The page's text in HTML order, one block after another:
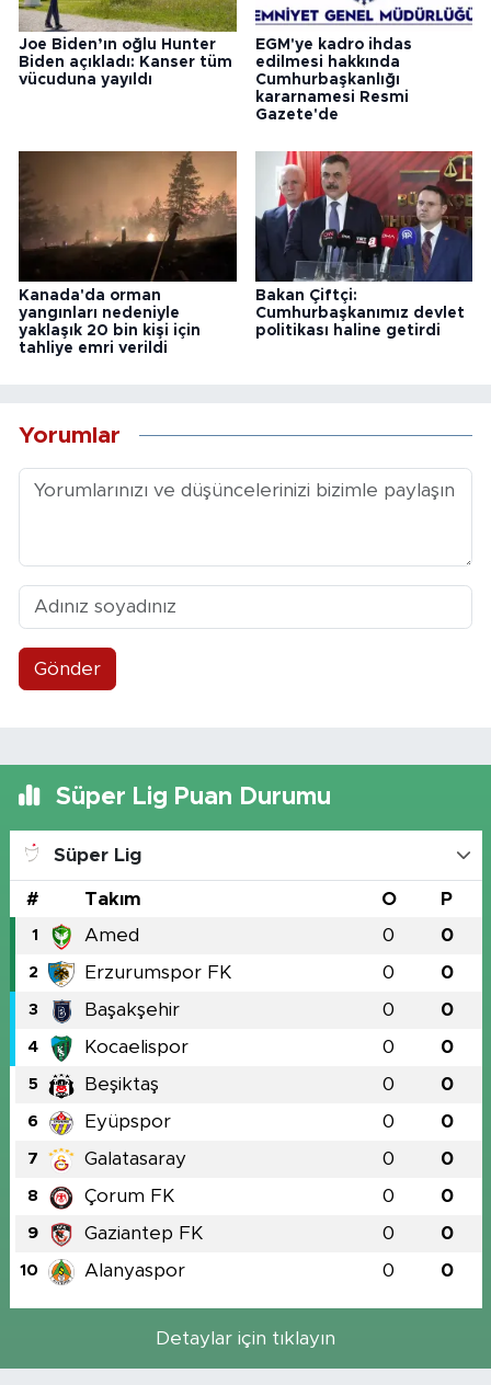
Joe Biden’ın oğlu Hunter
Biden açıkladı: Kanser tüm
vücuduna yayıldı
EGM'ye kadro ihdas
edilmesi hakkında
Cumhurbaşkanlığı
kararnamesi Resmi
Gazete'de
Kanada'da orman
yangınları nedeniyle
yaklaşık 20 bin kişi için
tahliye emri verildi
Bakan Çiftçi:
Cumhurbaşkanımız devlet
politikası haline getirdi
Yorumlar
Gönder
Süper Lig Puan Durumu
Süper Lig
# Takım O P
1 Amed 0 0
2 Erzurumspor FK 0 0
3 Başakşehir 0 0
4 Kocaelispor 0 0
5 Beşiktaş 0 0
6 Eyüpspor 0 0
7 Galatasaray 0 0
8 Çorum FK 0 0
9 Gaziantep FK 0 0
10 Alanyaspor 0 0
Detaylar için tıklayın